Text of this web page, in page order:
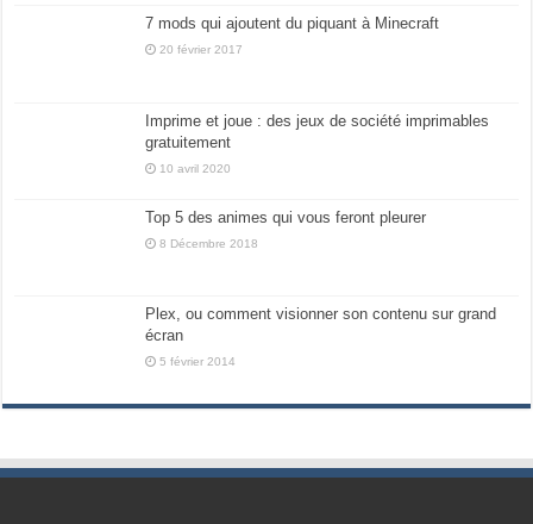
7 mods qui ajoutent du piquant à Minecraft
20 février 2017
Imprime et joue : des jeux de société imprimables
gratuitement
10 avril 2020
Top 5 des animes qui vous feront pleurer
8 Décembre 2018
Plex, ou comment visionner son contenu sur grand
écran
5 février 2014